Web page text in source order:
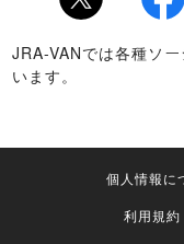
Twitter
JRA-VANでは各種ソ
います。
個人情報に
利用規約